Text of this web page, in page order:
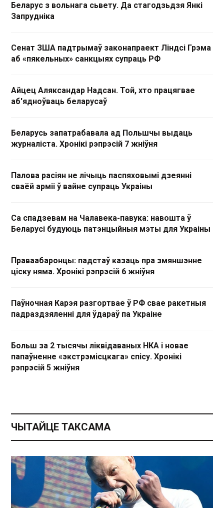
Беларус з вольнага сьвету. Да стагодзьдзя Янкі
Запрудніка
Сенат ЗША падтрымаў законапраект Ліндсі Грэма
аб «пякельных» санкцыях супраць РФ
Айцец Аляксандар Надсан. Той, хто працягвае
аб'ядноўваць беларусаў
Беларусь запатрабавала ад Польшчы выдаць
журналіста. Хронікі рэпрэсій 7 жніўня
Палова расіян не лічыць паспяховымі дзеянні
сваёй арміі ў вайне супраць Украіны
Са спадзевам на Чалавека-павука: навошта ў
Беларусі будуюць патэнцыйныя мэты для Украіны
Праваабаронцы: падстаў казаць пра змяншэнне
ціску няма. Хронікі рэпрэсій 6 жніўня
Паўночная Карэя разгортвае ў РФ свае ракетныя
падраздзяленні для ўдараў па Украіне
Больш за 2 тысячы ліквідаваных НКА і новае
папаўненне «экстрэмісцкага» спісу. Хронікі
рэпрэсій 5 жніўня
ЧЫТАЙЦЕ ТАКСАМА